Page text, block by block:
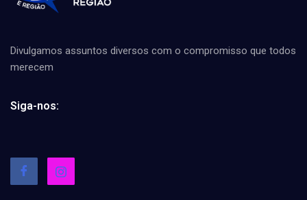
Divulgamos assuntos diversos com o compromisso que todos
merecem
Siga-nos: